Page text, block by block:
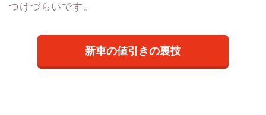
つけづらいです。
新車の値引きの裏技